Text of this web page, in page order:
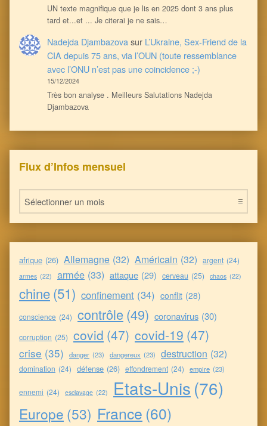
UN texte magnifique que je lis en 2025 dont 3 ans plus
tard et...et ... Je citerai je ne sais…
Nadejda Djambazovasur L’Ukraine, Sex-Friend de la
CIA depuis 75 ans, via l’OUN (toute ressemblance
avec l’ONU n’est pas une coincidence ;-)
15/12/2024
Très bon analyse . Meilleurs Salutations Nadejda
Djambazova
Flux d’Infos mensuel
Flux d’Infos mensuel
afrique (26) Allemagne (32) Américain (32) argent (24)
armes (22) armée (33) attaque (29) cerveau (25) chaos (22)
chine(51) confinement (34) conflit (28)
conscience (24) contrôle (49) coronavirus (30)
corruption (25) covid (47) covid-19 (47)
crise (35) danger (23) dangereux (23) destruction (32)
domination (24) défense (26) effondrement (24) empire (23)
ennemi (24) esclavage (22) Etats-Unis (76)
Europe (53) France (60)